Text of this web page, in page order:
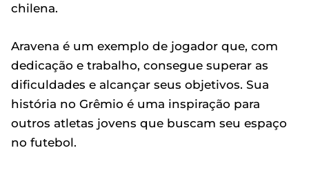
chilena.
Aravena é um exemplo de jogador que, com
dedicação e trabalho, consegue superar as
dificuldades e alcançar seus objetivos. Sua
história no Grêmio é uma inspiração para
outros atletas jovens que buscam seu espaço
no futebol.